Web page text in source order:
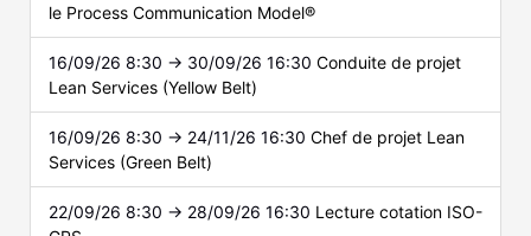
le Process Communication Model®
16/09/26 8:30 → 30/09/26 16:30 Conduite de projet
Lean Services (Yellow Belt)
16/09/26 8:30 → 24/11/26 16:30 Chef de projet Lean
Services (Green Belt)
22/09/26 8:30 → 28/09/26 16:30 Lecture cotation ISO-